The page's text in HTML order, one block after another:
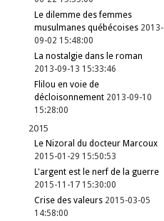
Le dilemme des femmes
musulmanes québécoises 2013-
09-02 15:48:00
La nostalgie dans le roman
2013-09-13 15:33:46
Flilou en voie de
décloisonnement 2013-09-10
15:28:00
2015
Le Nizoral du docteur Marcoux
2015-01-29 15:50:53
L'argent est le nerf de la guerre
2015-11-17 15:30:00
Crise des valeurs 2015-03-05
14:58:00